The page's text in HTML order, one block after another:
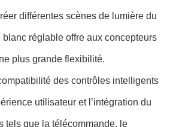
différentes scènes de lumière du
blanc réglable offre aux concepteurs
plus grande flexibilité.
des contrôles intelligents
utilisateur et l’intégration du
tels que la télécommande, le